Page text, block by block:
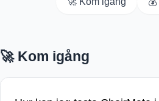
🚀 Kom igång